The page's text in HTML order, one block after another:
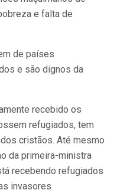
e falta de
de países
e são dignos da
recebido os
refugiados, tem
cristãos. Até mesmo
da primeira-ministra
recebendo refugiados
invasores